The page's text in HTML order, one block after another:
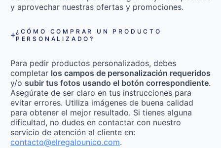
y aprovechar nuestras ofertas y promociones.
¿CÓMO COMPRAR UN PRODUCTO
PERSONALIZADO?
Para pedir productos personalizados, debes
completar los campos de personalización requeridos
y/o subir tus fotos usando el botón correspondiente.
Asegúrate de ser claro en tus instrucciones para
evitar errores. Utiliza imágenes de buena calidad
para obtener el mejor resultado. Si tienes alguna
dificultad, no dudes en contactar con nuestro
servicio de atención al cliente en:
contacto@elregalounico.com.